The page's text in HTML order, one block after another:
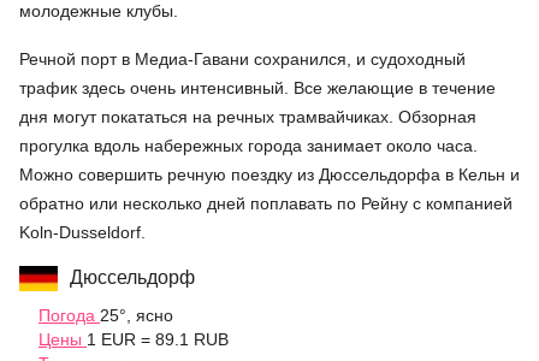
молодежные клубы.
Речной порт в Медиа-Гавани сохранился, и судоходный
трафик здесь очень интенсивный. Все желающие в течение
дня могут покататься на речных трамвайчиках. Обзорная
прогулка вдоль набережных города занимает около часа.
Можно совершить речную поездку из Дюссельдорфа в Кельн и
обратно или несколько дней поплавать по Рейну с компанией
Koln-Dusseldorf.
Дюссельдорф
Погода 25°, ясно
Цены 1 EUR = 89.1 RUB